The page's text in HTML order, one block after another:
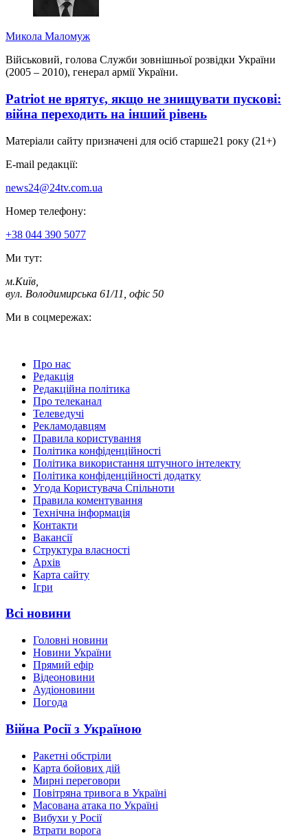
Микола Маломуж
Військовий, голова Служби зовнішньої розвідки України
(2005 – 2010), генерал армії України.
Patriot не врятує, якщо не знищувати пускові:
війна переходить на інший рівень
Матеріали сайту призначені для осіб старше21 року (21+)
E-mail редакції:
news24@24tv.com.ua
Номер телефону:
+38 044 390 5077
Ми тут:
м.Київ
вул. Володимирська 61/11, офіс 50
Ми в соцмережах:
Про нас
Редакція
Редакційна політика
Про телеканал
Телеведучі
Рекламодавцям
Правила користування
Політика конфіденційності
Політика використання штучного інтелекту
Політика конфіденційності додатку
Угода Користувача Спільноти
Правила коментування
Технічна інформація
Контакти
Вакансії
Структура власності
Архів
Карта сайту
Ігри
Всі новини
Головні новини
Новини України
Прямий ефір
Відеоновини
Аудіоновини
Погода
Війна Росії з Україною
Ракетні обстріли
Карта бойових дій
Мирні переговори
Повітряна тривога в Україні
Масована атака по Україні
Вибухи у Росії
Втрати ворога